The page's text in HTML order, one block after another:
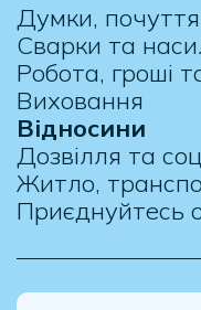
Думки,
Сварки та
Робота, гроші
Виховання
Відносини
Дозвілля та
Житло,
Приєднуйтесь